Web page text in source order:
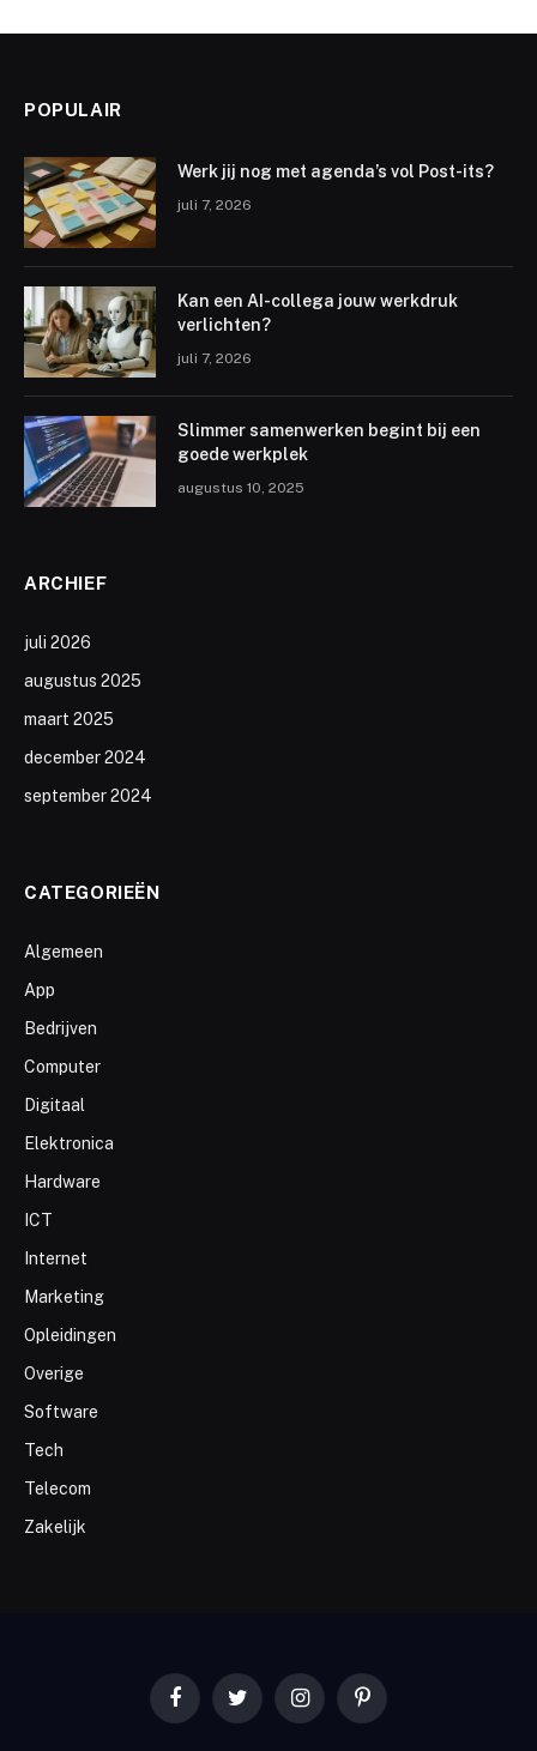
POPULAIR
Werk jij nog met agenda’s vol Post-its?
juli 7, 2026
Kan een AI-collega jouw werkdruk
verlichten?
juli 7, 2026
Slimmer samenwerken begint bij een
goede werkplek
augustus 10, 2025
ARCHIEF
juli 2026
augustus 2025
maart 2025
december 2024
september 2024
CATEGORIEËN
Algemeen
App
Bedrijven
Computer
Digitaal
Elektronica
Hardware
ICT
Internet
Marketing
Opleidingen
Overige
Software
Tech
Telecom
Zakelijk
FacebookTwitter InstagramPinterest